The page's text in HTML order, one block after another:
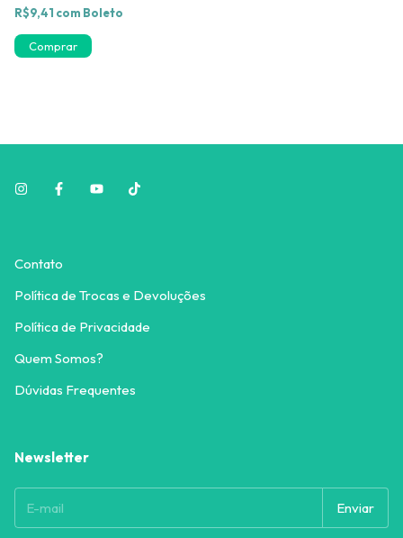
R$9,41 com Boleto
Contato
Política de Trocas e Devoluções
Política de Privacidade
Quem Somos?
Dúvidas Frequentes
Newsletter